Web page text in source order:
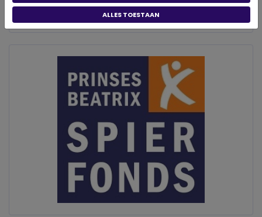
Donaties worden direct op rekening van de stichting
ALLES TOESTAAN